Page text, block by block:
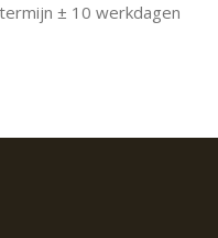
± 10 werkdagen